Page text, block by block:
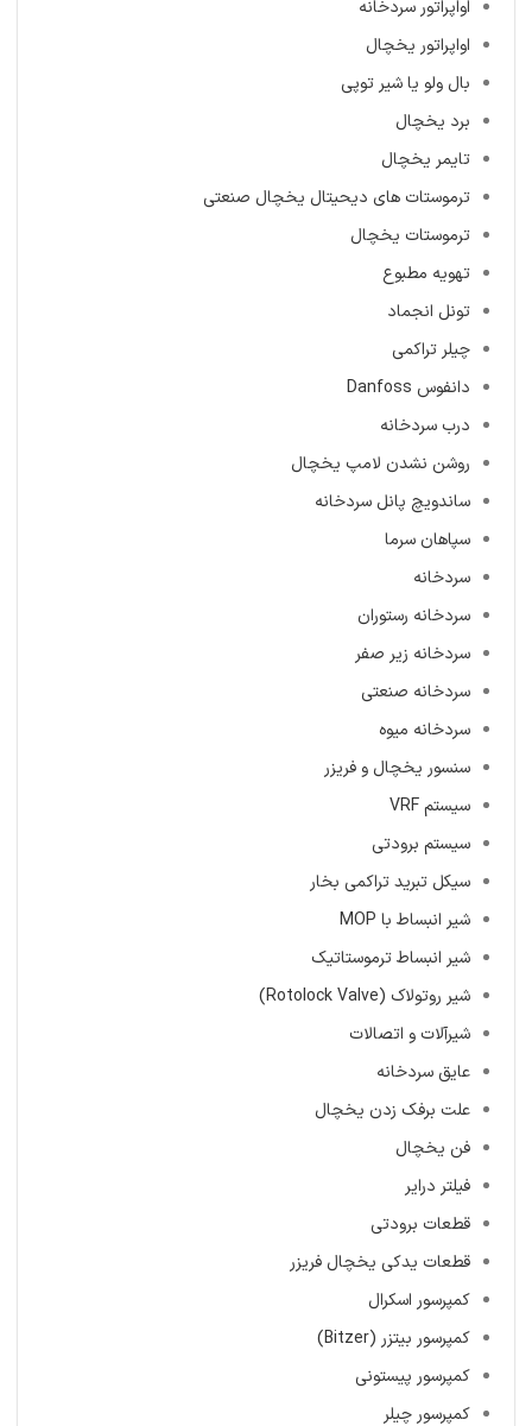
اواپراتور سردخانه
اواپراتور یخچال
بال ولو یا شیر توپی
برد یخچال
تایمر یخچال
ترموستات های دیحیتال یخچال صنعتی
ترموستات یخچال
تهویه مطبوع
تونل انجماد
چیلر تراکمی
دانفوس Danfoss
درب سردخانه
روشن نشدن لامپ یخچال
ساندویچ پانل سردخانه
سپاهان سرما
سردخانه
سردخانه رستوران
سردخانه زیر صفر
سردخانه صنعتی
سردخانه میوه
سنسور یخچال و فریزر
سیستم VRF
سیستم برودتی
سیکل تبرید تراکمی بخار
شیر انبساط با MOP
شیر انبساط ترموستاتیک
شیر روتولاک (Rotolock Valve)
شیرآلات و اتصالات
عایق سردخانه
علت برفک زدن یخچال
فن یخچال
فیلتر درایر
قطعات برودتی
قطعات یدکی یخچال فریزر
کمپرسور اسکرال
کمپرسور بیتزر (Bitzer)
کمپرسور پیستونی
کمپرسور چیلر